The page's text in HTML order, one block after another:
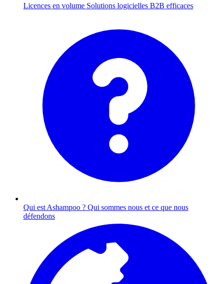
Licences en volume Solutions logicielles B2B efficaces
Qui est Ashampoo ? Qui sommes nous et ce que nous
défendons